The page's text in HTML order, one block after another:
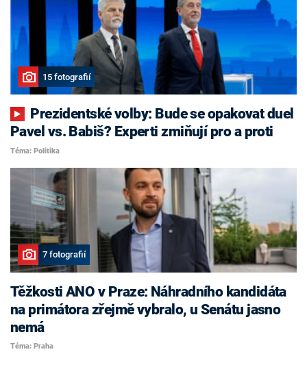
15 fotografií
Pavel vs. Babiš? Experti zmiňují pro a proti
Téma: Politika
7 fotografií
Těžkosti ANO v Praze: Náhradního kandidáta
na primátora zřejmě vybralo, u Senátu jasno
nemá
Téma: Praha